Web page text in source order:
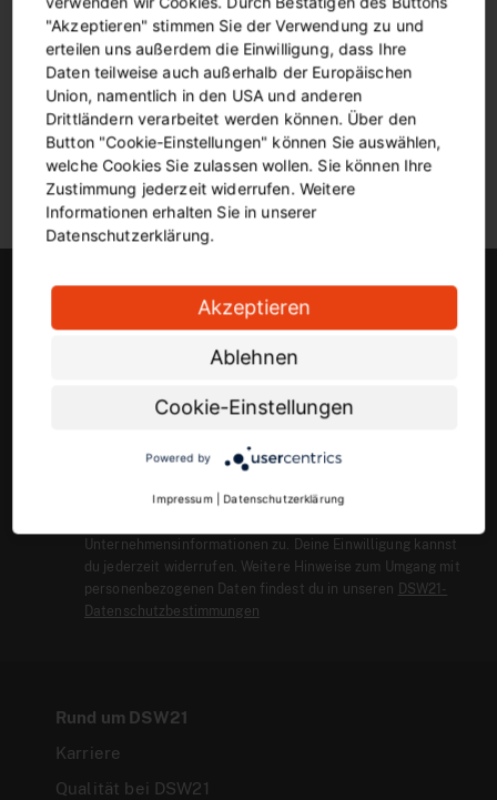
zusammen gewährleisten, dass die Ebene im Falle
eines Brandes deutlich langsamer verraucht und
Fahrgäste mehr Zeit haben, um die Haltestelle sicher
zu verlassen. Ende 2025 soll die gesamte Maßnahme
abgeschlossen sein.
unseres Newsletters mit Informationen zu aktuellen
Unternehmensinformationen zu. Deine Einwilligung kannst
du jederzeit widerrufen. Weitere Hinweise zum Umgang mit
personenbezogenen Daten findest du in unseren DSW21-
Datenschutzbestimmungen
Rund um DSW21
Karriere
Qualität bei DSW21
"Akzeptieren" stimmen Sie der Verwendung zu und
erteilen uns außerdem die Einwilligung, dass Ihre
Daten teilweise auch außerhalb der Europäischen
Union, namentlich in den USA und anderen
Drittländern verarbeitet werden können. Über den
Button "Cookie-Einstellungen" können Sie auswählen,
welche Cookies Sie zulassen wollen. Sie können Ihre
Zustimmung jederzeit widerrufen. Weitere
Informationen erhalten Sie in unserer
Datenschutzerklärung.
Akzeptieren
Ablehnen
Cookie-Einstellungen
Powered by
Impressum Datenschutzerklärung